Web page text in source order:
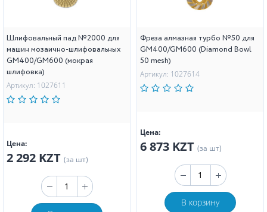
Шлифовальный пад №2000 для
машин мозаично-шлифовальных
GM400/GM600 (мокрая
шлифовка)
Артикул: 1027611
Цена:
2 292 KZT (за шт)
Фреза алмазная турбо №50 для
GM400/GM600 (Diamond Bowl
50 mesh)
Артикул: 1027614
Цена:
6 873 KZT (за шт)
В корзину